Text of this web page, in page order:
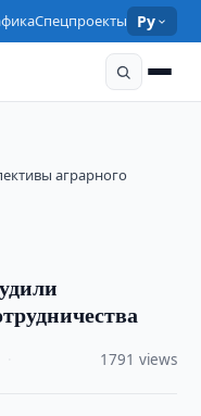
Спецпроекты Ру
аграрного
1791 views